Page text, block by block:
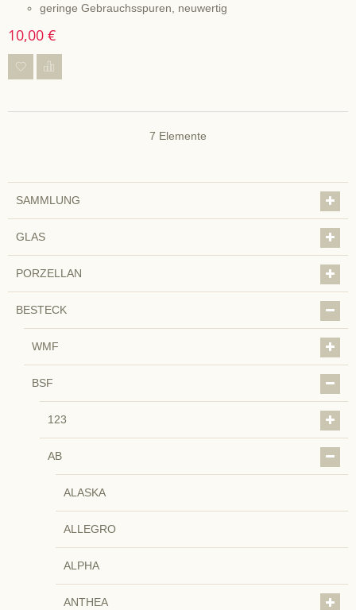
geringe Gebrauchsspuren, neuwertig
10,00 €
7 Elemente
SAMMLUNG
GLAS
PORZELLAN
BESTECK
WMF
BSF
123
AB
ALASKA
ALLEGRO
ALPHA
ANTHEA